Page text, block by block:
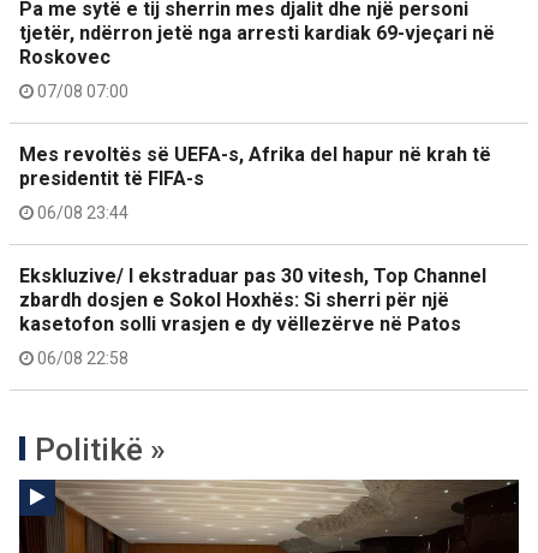
Pa me sytë e tij sherrin mes djalit dhe një personi
tjetër, ndërron jetë nga arresti kardiak 69-vjeçari në
Roskovec
07/08 07:00
Mes revoltës së UEFA-s, Afrika del hapur në krah të
presidentit të FIFA-s
06/08 23:44
Ekskluzive/ I ekstraduar pas 30 vitesh, Top Channel
zbardh dosjen e Sokol Hoxhës: Si sherri për një
kasetofon solli vrasjen e dy vëllezërve në Patos
06/08 22:58
Politikë »